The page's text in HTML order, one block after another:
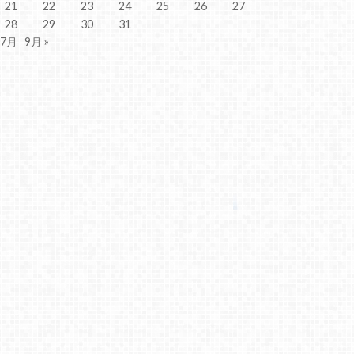
21 22 23 24 25 26
27
28
29 30
31
月
9月 »